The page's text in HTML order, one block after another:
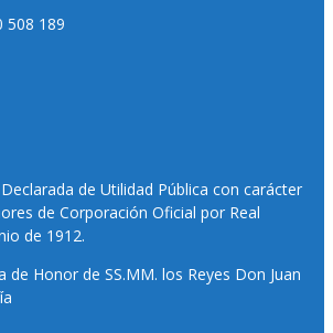
508 189
de Utilidad Pública con carácter
de Corporación Oficial por Real
de 1912.
de Honor de SS.MM. los Reyes Don Juan